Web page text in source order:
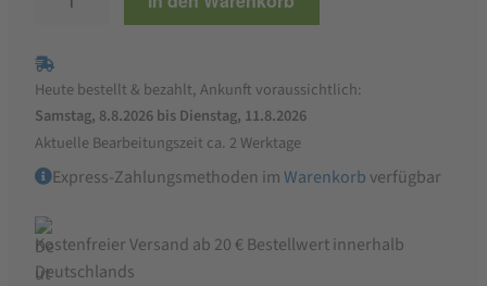
Sinfonie
15
kg
Menge
Heute bestellt & bezahlt, Ankunft voraussichtlich:
Samstag, 8.8.2026 bis Dienstag, 11.8.2026
Aktuelle Bearbeitungszeit ca. 2 Werktage
Express-Zahlungsmethoden imWarenkorb verfügbar
Kostenfreier Versand ab 20 € Bestellwert innerhalb
Deutschlands